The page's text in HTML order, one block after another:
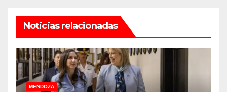
Noticias relacionadas
MENDOZA